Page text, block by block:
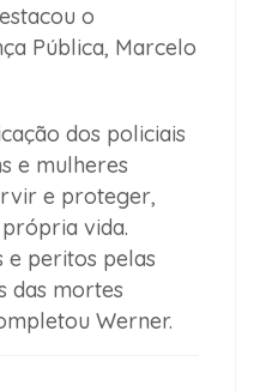
o
Pública, Marcelo
dos policiais
e mulheres
e proteger,
vida.
e peritos pelas
das mortes
Werner.